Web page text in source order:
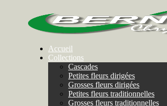
Accueil
Collections
Cascades
Petites fleurs dirigées
Grosses fleurs dirigées
Petites fleurs traditionnelles
Grosses fleurs traditionnelles